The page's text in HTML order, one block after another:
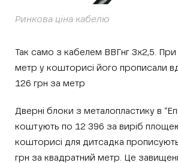
Ринкова ціна кабелю
Так само з кабелем ВВГнг 3х2,5. При
метр у кошторисі його прописали
126 грн за метр
Дверні блоки з металопластику в
коштують по 12 396 за виріб
кошторисі для дитсадка
грн за квадратний метр. Це